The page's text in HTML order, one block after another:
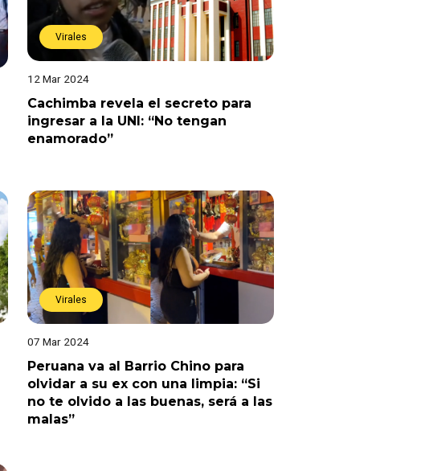
Virales
12 Mar 2024
Cachimba revela el secreto para
ingresar a la UNI: “No tengan
enamorado”
Virales
07 Mar 2024
Peruana va al Barrio Chino para
olvidar a su ex con una limpia: “Si
no te olvido a las buenas, será a las
malas”